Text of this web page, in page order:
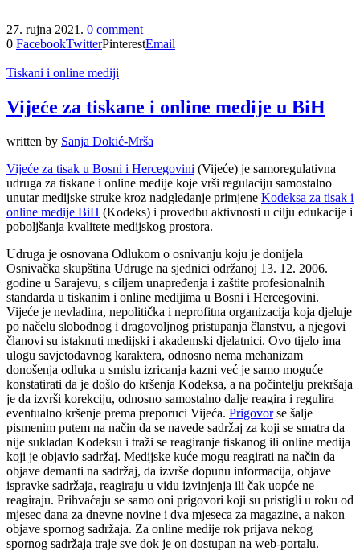
27. rujna 2021. 0 comment
0 FacebookTwitterPinterestEmail
Tiskani i online mediji
Vijeće za tiskane i online medije u BiH
written by Sanja Dokić-Mrša
Vijeće za tisak u Bosni i Hercegovini (Vijeće) je samoregulativna
udruga za tiskane i online medije koje vrši regulaciju samostalno
unutar medijske struke kroz nadgledanje primjene Kodeksa za tisak i
online medije BiH (Kodeks) i provedbu aktivnosti u cilju edukacije i
poboljšanja kvalitete medijskog prostora.
Udruga je osnovana Odlukom o osnivanju koju je donijela
Osnivačka skupština Udruge na sjednici održanoj 13. 12. 2006.
godine u Sarajevu, s ciljem unapređenja i zaštite profesionalnih
standarda u tiskanim i online medijima u Bosni i Hercegovini.
Vijeće je nevladina, nepolitička i neprofitna organizacija koja djeluje
po načelu slobodnog i dragovoljnog pristupanja članstvu, a njegovi
članovi su istaknuti medijski i akademski djelatnici. Ovo tijelo ima
ulogu savjetodavnog karaktera, odnosno nema mehanizam
donošenja odluka u smislu izricanja kazni već je samo moguće
konstatirati da je došlo do kršenja Kodeksa, a na počintelju prekršaja
je da izvrši korekciju, odnosno samostalno dalje reagira i regulira
eventualno kršenje prema preporuci Vijeća. Prigovorse šalje
pismenim putem na način da se navede sadržaj za koji se smatra da
nije sukladan Kodeksu i traži se reagiranje tiskanog ili online medija
koji je objavio sadržaj. Medijske kuće mogu reagirati na način da
objave demanti na sadržaj, da izvrše dopunu informacija, objave
ispravke sadržaja, reagiraju u vidu izvinjenja ili čak uopće ne
reagiraju. Prihvaćaju se samo oni prigovori koji su pristigli u roku od
mjesec dana za dnevne novine i dva mjeseca za magazine, a nakon
objave spornog sadržaja. Za online medije rok prijava nekog
spornog sadržaja traje sve dok je on dostupan na web-portalu.